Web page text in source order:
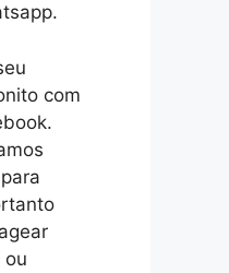
com
ou